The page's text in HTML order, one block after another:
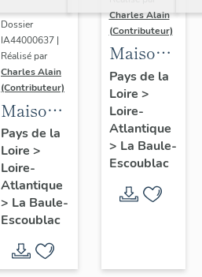
Dossier
IA44000637 |
Réalisé par
Charles Alain
(Contributeur)
Maison
dite villa
balnéaire
Les
Peupliers,
23
avenue
des
Pays de la
Loire >
Loire-
Atlantique
> La Baule-
Escoublac
Charles Alain
(Contributeur)
Maison
dite villa
balnéaire
Gazonette
puis
Romance,
avenue
Pays de la
Loire >
Loire-
Atlantique
> La Baule-
Escoublac